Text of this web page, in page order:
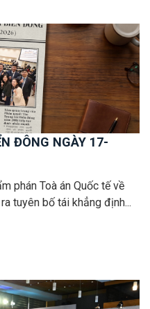
ĐÔNG NGÀY 17-
phán Toà án Quốc tế về
tuyên bố tái khẳng định...